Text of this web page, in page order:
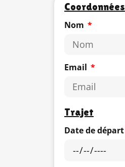
Coordonnées
Nom
Email
Trajet
Date de départ